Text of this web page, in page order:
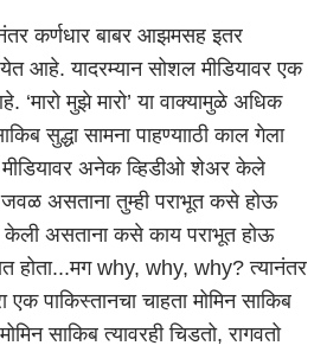
कर्णधार बाबर आझमसह इतर
आहे. यादरम्यान सोशल मीडियावर एक
‘मारो मुझे मारो’ या वाक्यामुळे अधिक
सुद्धा सामना पाहण्यााठी काल गेला
मीडियावर अनेक व्हिडीओ शेअर केले
असताना तुम्ही पराभूत कसे होऊ
केली असताना कसे काय पराभूत होऊ
होता...मग why, why, why? त्यानंतर
पाकिस्तानचा चाहता मोमिन साकिब
साकिब त्यावरही चिडतो, रागवतो